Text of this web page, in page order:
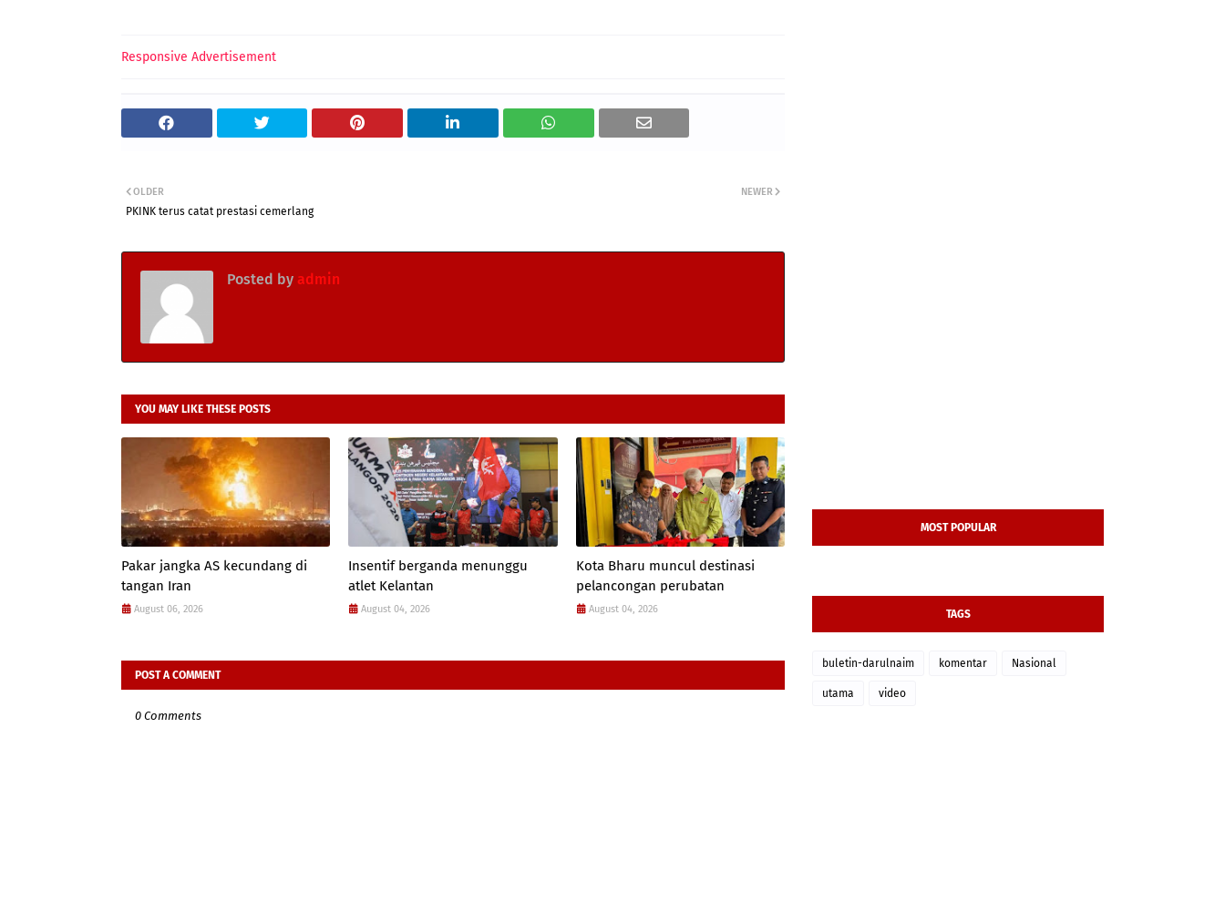
Responsive Advertisement
NEWER
OLDER
PKINK terus catat prestasi cemerlang
Posted by admin
YOU MAY LIKE THESE POSTS
Pakar jangka AS kecundang di
tangan Iran
August 06, 2026
Insentif berganda menunggu
atlet Kelantan
August 04, 2026
Kota Bharu muncul destinasi
pelancongan perubatan
August 04, 2026
POST A COMMENT
0 Comments
MOST POPULAR
TAGS
buletin-darulnaim komentar Nasional
utama video